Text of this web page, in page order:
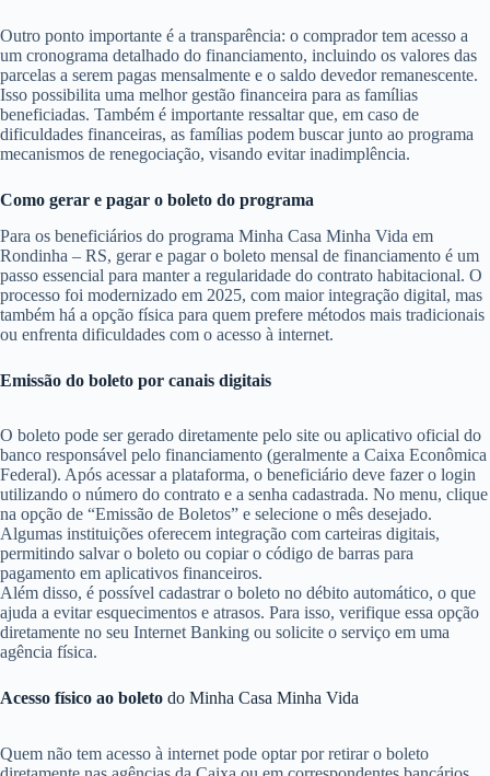
Outro ponto importante é a transparência: o comprador tem acesso a
um cronograma detalhado do financiamento, incluindo os valores das
parcelas a serem pagas mensalmente e o saldo devedor remanescente.
Isso possibilita uma melhor gestão financeira para as famílias
beneficiadas. Também é importante ressaltar que, em caso de
dificuldades financeiras, as famílias podem buscar junto ao programa
mecanismos de renegociação, visando evitar inadimplência.
Como gerar e pagar o boleto do programa
Para os beneficiários do programa Minha Casa Minha Vida em
Rondinha – RS, gerar e pagar o boleto mensal de financiamento é um
passo essencial para manter a regularidade do contrato habitacional. O
processo foi modernizado em 2025, com maior integração digital, mas
também há a opção física para quem prefere métodos mais tradicionais
ou enfrenta dificuldades com o acesso à internet.
Emissão do boleto por canais digitais
O boleto pode ser gerado diretamente pelo site ou aplicativo oficial do
banco responsável pelo financiamento (geralmente a Caixa Econômica
Federal). Após acessar a plataforma, o beneficiário deve fazer o login
utilizando o número do contrato e a senha cadastrada. No menu, clique
na opção de “Emissão de Boletos” e selecione o mês desejado.
Algumas instituições oferecem integração com carteiras digitais,
permitindo salvar o boleto ou copiar o código de barras para
pagamento em aplicativos financeiros.
Além disso, é possível cadastrar o boleto no débito automático, o que
ajuda a evitar esquecimentos e atrasos. Para isso, verifique essa opção
diretamente no seu Internet Banking ou solicite o serviço em uma
agência física.
Acesso físico ao boleto do Minha Casa Minha Vida
Quem não tem acesso à internet pode optar por retirar o boleto